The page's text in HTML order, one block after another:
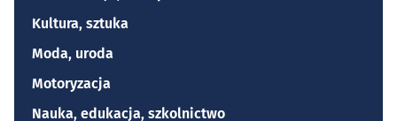
Kultura, sztuka
Moda, uroda
Motoryzacja
Nauka, edukacja, szkolnictwo